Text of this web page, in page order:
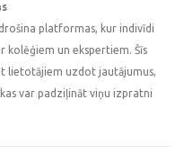
platformas, kur indivīdi
kolēģiem un ekspertiem. Šīs
lietotājiem uzdot jautājumus,
var padziļināt viņu izpratni